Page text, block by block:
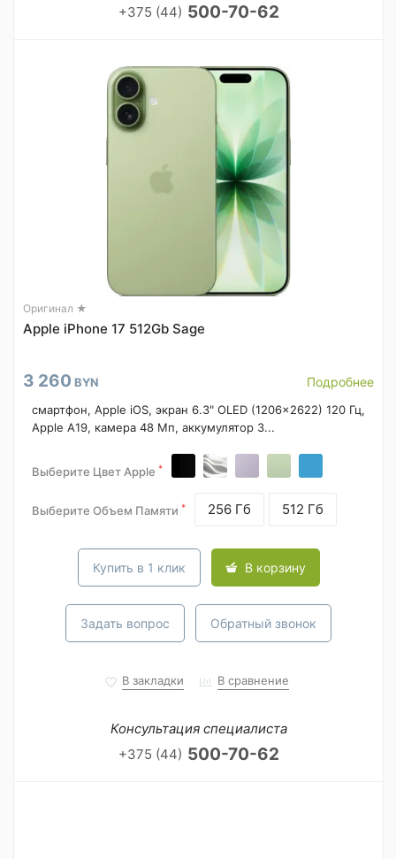
+375 (44) 500-70-62
Оригинал ★
Apple iPhone 17 512Gb Sage
3 260 BYN Подробнее
смартфон, Apple iOS, экран 6.3" OLED (1206x2622) 120 Гц,
Apple A19, камера 48 Мп, аккумулятор 3...
Выберите Цвет Apple *
Выберите Объем Памяти * 256 Гб 512 Гб
Купить в 1 клик В корзину
Задать вопрос Обратный звонок
В закладки В сравнение
Консультация специалиста
+375 (44) 500-70-62